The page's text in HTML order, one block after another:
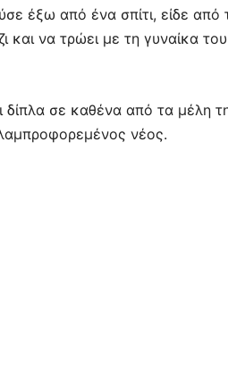
έξω από ένα σπίτι, είδε από
και να τρώει με τη γυναίκα
σε καθένα από τα μέλη
νέος.